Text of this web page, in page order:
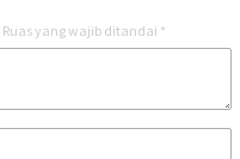
Ruas yang wajib ditandai *